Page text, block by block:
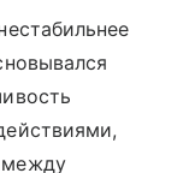
между